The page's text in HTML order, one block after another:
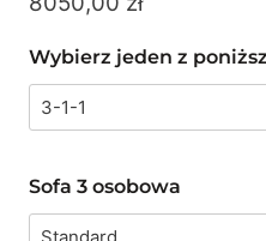
Wybierz jeden z
Sofa 3 osobowa